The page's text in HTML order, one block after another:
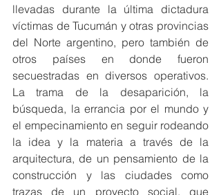
llevadas durante la última dictadura
víctimas de Tucumán y otras provincias
del Norte argentino, pero también de
otros países en donde fueron
secuestradas en diversos operativos.
La trama de la desaparición, la
búsqueda, la errancia por el mundo y
el empecinamiento en seguir rodeando
la idea y la materia a través de la
arquitectura, de un pensamiento de la
construcción y las ciudades como
trazas de un proyecto social, que